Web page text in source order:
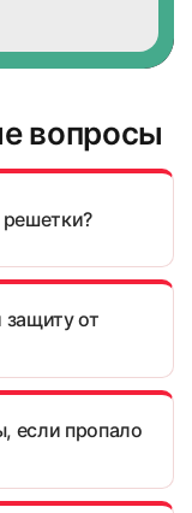
вопросы
защиту от
если пропало